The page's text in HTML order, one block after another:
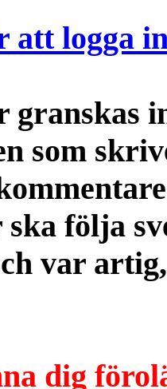
att logga
granskas
som
följa
var
dig